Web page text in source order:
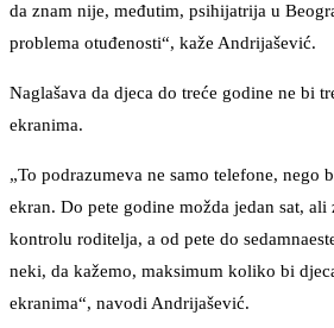
da znam nije, međutim, psihijatrija u
problema otuđenosti“, kaže Andrijašević.
Naglašava da djeca do treće godine ne bi
ekranima.
„To podrazumeva ne samo telefone, nego
ekran. Do pete godine možda jedan sat, ali
kontrolu roditelja, a od pete do
neki, da kažemo, maksimum koliko bi
ekranima“, navodi Andrijašević.